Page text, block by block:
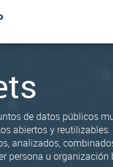
de datos públicos
abiertos y
analizados,
persona u organización